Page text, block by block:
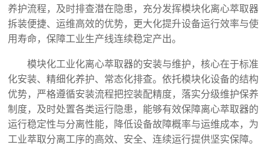
养护流程，及时排查潜在隐患，充分发挥模块化离心萃取器
拆装便捷、运维高效的优势，更大化提升设备运行效率与使
用寿命，保障工业生产线连续稳定产出。
模块化工业化离心萃取器的安装与维护，核心在于标准
化安装、精细化养护、常态化排查。依托模块化设备的结构
优势，严格遵循安装流程把控装配精度，落实分级维护保养
制度，及时处置各类运行隐患，能够有效保障离心萃取器的
运行稳定性与分离性能，降低设备故障概率与运维成本，为
工业萃取分离工序的高效、安全、连续运行提供坚实保障。